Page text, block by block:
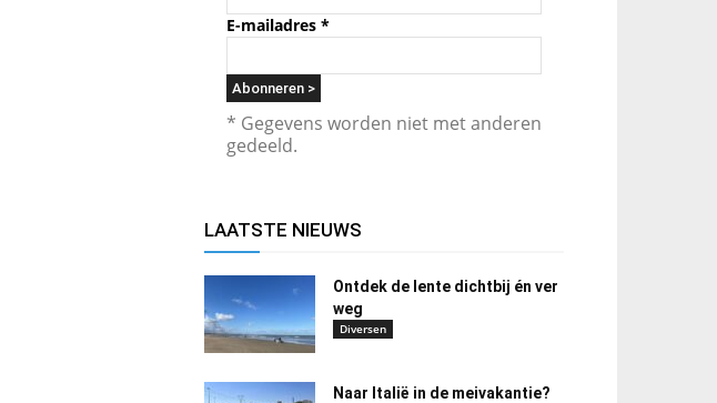
E-mailadres *
* Gegevens worden niet met anderen
gedeeld.
LAATSTE NIEUWS
Ontdek de lente dichtbij én ver
weg
Diversen
Naar Italië in de meivakantie?